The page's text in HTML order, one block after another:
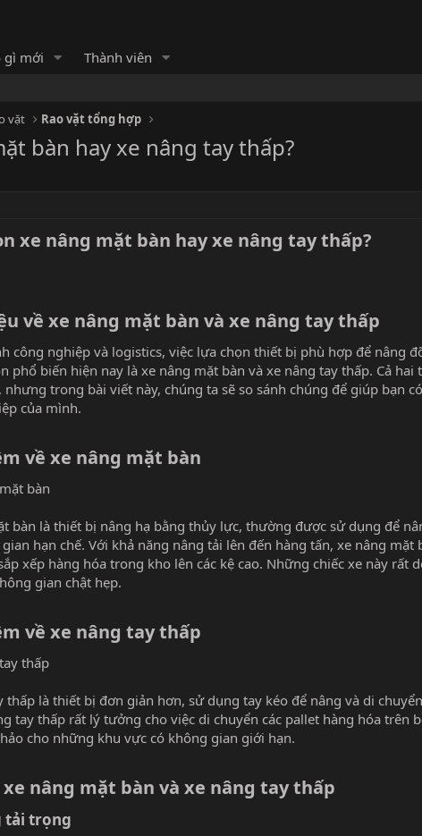
gì mới Thành viên
vặt Rao vặt tổng hợp
bàn hay xe nâng tay thấp?
xe nâng mặt bàn hay xe nâng tay thấp?​
về xe nâng mặt bàn và xe nâng tay thấp​
công nghiệp và logistics, việc lựa chọn thiết bị phù hợp để nâng
phổ biến hiện nay là xe nâng mặt bàn và xe nâng tay thấp. Cả
nhưng trong bài viết này, chúng ta sẽ so sánh chúng để giúp bạn
của mình.
về xe nâng mặt bàn​
bàn là thiết bị nâng hạ bằng thủy lực, thường được sử dụng để
hạn chế. Với khả năng nâng tải lên đến hàng tấn, xe nâng mặt
xếp hàng hóa trong kho lên các kệ cao. Những chiếc xe này rất
gian chật hẹp.
về xe nâng tay thấp​
thấp là thiết bị đơn giản hơn, sử dụng tay kéo để nâng và di
tay thấp rất lý tưởng cho việc di chuyển các pallet hàng hóa trên
cho những khu vực có không gian giới hạn.
xe nâng mặt bàn và xe nâng tay thấp​
tải trọng​